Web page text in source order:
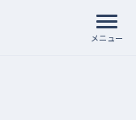
メニュー